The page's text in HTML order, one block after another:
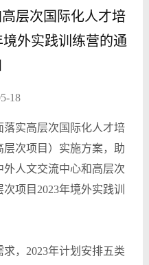
层次国际化人才培
外实践训练营的通
18
实高层次国际化人才培
次项目）实施方案，助
人文交流中心和高层次
项目2023年境外实践训
，2023年计划安排五类